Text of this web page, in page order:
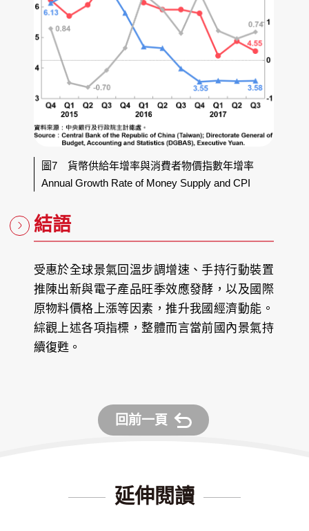
圖7 貨幣供給年增率與消費者物價指數年增率
Annual Growth Rate of Money Supply and CPI
結語
受惠於全球景氣回溫步調增速、手持行動裝置
推陳出新與電子產品旺季效應發酵，以及國際
原物料價格上漲等因素，推升我國經濟動能。
綜觀上述各項指標，整體而言當前國內景氣持
續復甦。
回前一頁
延伸閱讀